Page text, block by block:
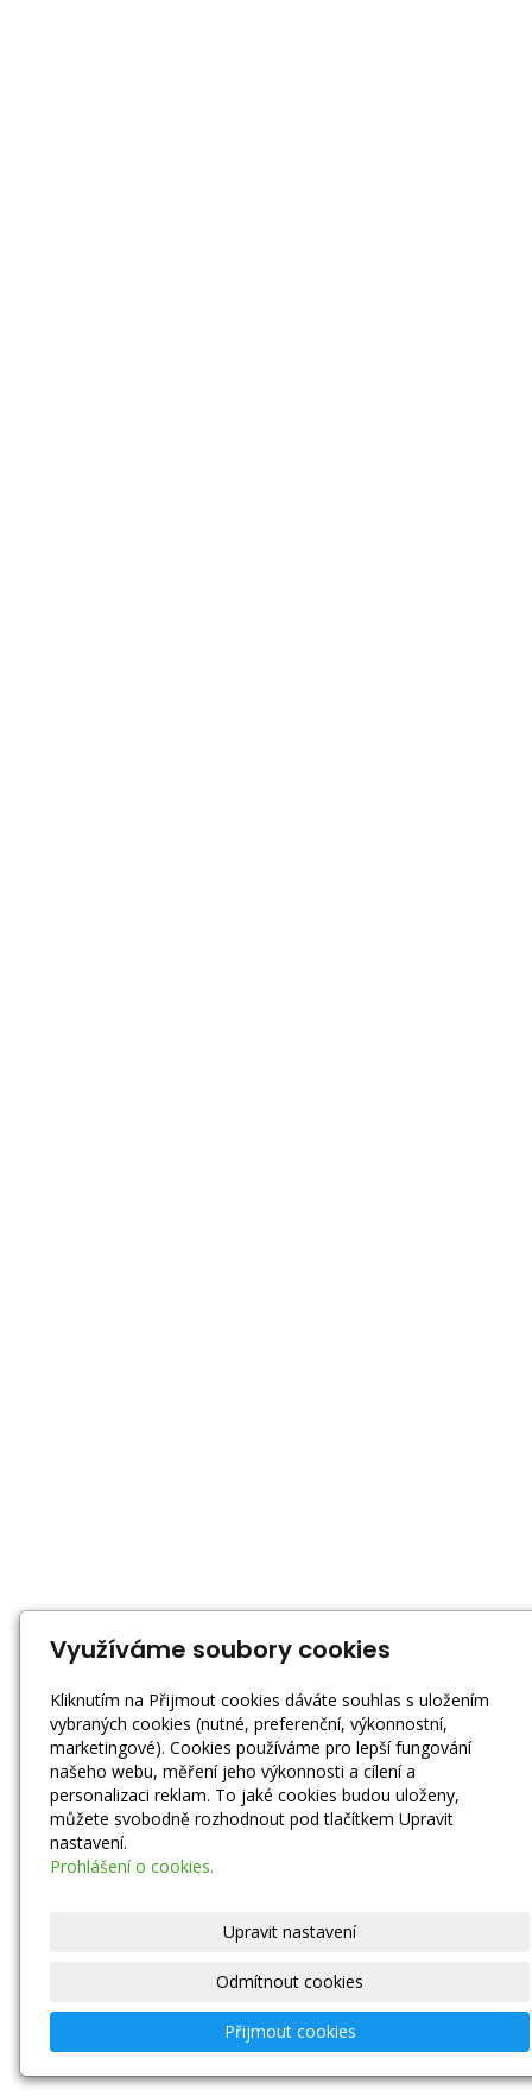
Využíváme soubory cookies
Kliknutím na Přijmout cookies dáváte souhlas s uložením
vybraných cookies (nutné, preferenční, výkonnostní,
marketingové). Cookies používáme pro lepší fungování
našeho webu, měření jeho výkonnosti a cílení a
personalizaci reklam. To jaké cookies budou uloženy,
můžete svobodně rozhodnout pod tlačítkem Upravit
nastavení.
Prohlášení o cookies.
Upravit nastavení
Odmítnout cookies
Přijmout cookies